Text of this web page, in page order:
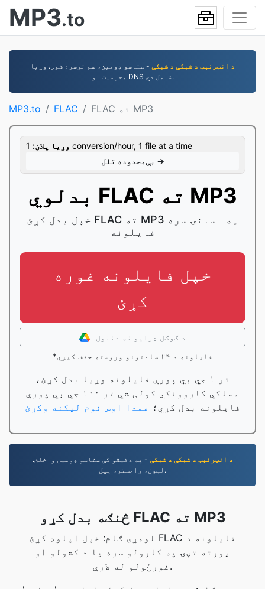
MP3.to
د انټرنېټ د شبکې د شبکې - ستاسو ډومین، سم ترسره شوی. وړیا
محرمیت او DNS شامل دي.
MP3.to FLAC FLAC ته MP3
وړيا پلان: 1 conversion/hour, 1 file at a time
بې‌محدوده تلل →
بدلوي FLAC ته MP3
خپل بدل کړئ FLAC ته MP3 په اسانۍ سره
فایلونه
خپل فایلونه غوره
کړئ
د ګوګل ډرایو نه دننول
*فایلونه د ۲۴ ساعتونو وروسته حذف کیږي
تر ۱ جي بي پورې فایلونه وړیا بدل کړئ،
مسلکي کاروونکي کولی شي تر ۱۰۰ جي بي پورې
فایلونه بدل کړي؛ همدا اوس نوم لیکنه وکړئ
د انټرنېټ د شبکې د شبکې - په دقیقو کې ستاسو ډومین واخلئ.
لټون، راجستر، پیل.
څنګه بدل کړو FLAC ته MP3
لومړی ګام: خپل اپلوډ کړئ FLAC فایلونه د
پورته تڼۍ په کارولو سره یا د کشولو او
غورځولو له لارې.